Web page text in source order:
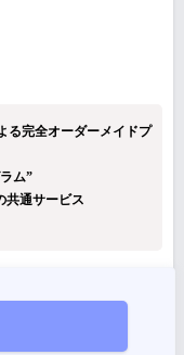
る完全オーダーメイドプ
ム”
共通サービス